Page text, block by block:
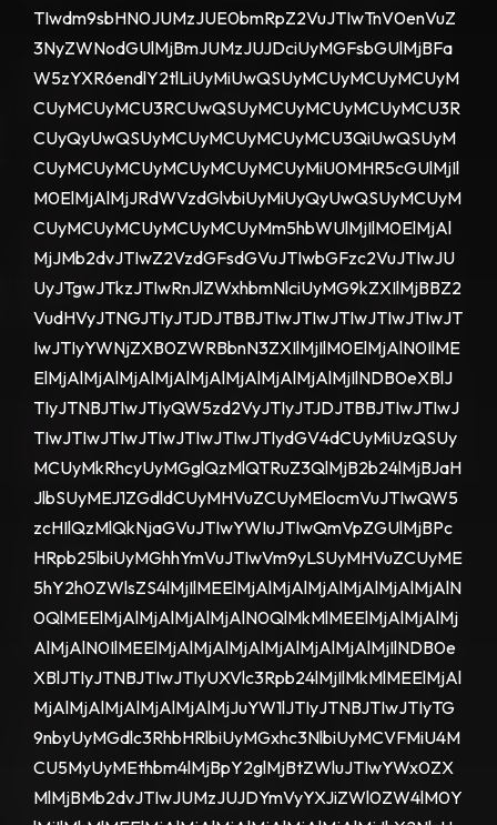
TIwdm9sbHN0JUMzJUE0bmRpZ2VuJTIwTnV0enVuZ
3NyZWNodGUlMjBmJUMzJUJDciUyMGFsbGUlMjBFa
W5zYXR6endlY2tlLiUyMiUwQSUyMCUyMCUyMCUyM
CUyMCUyMCU3RCUwQSUyMCUyMCUyMCUyMCU3R
CUyQyUwQSUyMCUyMCUyMCUyMCU3QiUwQSUyM
CUyMCUyMCUyMCUyMCUyMCUyMiU0MHR5cGUlMjIl
M0ElMjAlMjJRdWVzdGlvbiUyMiUyQyUwQSUyMCUyM
CUyMCUyMCUyMCUyMCUyMm5hbWUlMjIlM0ElMjAl
MjJMb2dvJTIwZ2VzdGFsdGVuJTIwbGFzc2VuJTIwJU
UyJTgwJTkzJTIwRnJlZWxhbmNlciUyMG9kZXIlMjBBZ2
VudHVyJTNGJTIyJTJDJTBBJTIwJTIwJTIwJTIwJTIwJT
IwJTIyYWNjZXB0ZWRBbnN3ZXIlMjIlM0ElMjAlN0IlME
ElMjAlMjAlMjAlMjAlMjAlMjAlMjAlMjAlMjIlNDB0eXBlJ
TIyJTNBJTIwJTIyQW5zd2VyJTIyJTJDJTBBJTIwJTIwJ
TIwJTIwJTIwJTIwJTIwJTIwJTIydGV4dCUyMiUzQSUy
MCUyMkRhcyUyMGglQzMlQTRuZ3QlMjB2b24lMjBJaH
JlbSUyMEJ1ZGdldCUyMHVuZCUyMElocmVuJTIwQW5
zcHIlQzMlQkNjaGVuJTIwYWIuJTIwQmVpZGUlMjBPc
HRpb25lbiUyMGhhYmVuJTIwVm9yLSUyMHVuZCUyME
5hY2h0ZWlsZS4lMjIlMEElMjAlMjAlMjAlMjAlMjAlMjAlN
0QlMEElMjAlMjAlMjAlMjAlN0QlMkMlMEElMjAlMjAlMj
AlMjAlN0IlMEElMjAlMjAlMjAlMjAlMjAlMjAlMjIlNDB0e
XBlJTIyJTNBJTIwJTIyUXVlc3Rpb24lMjIlMkMlMEElMjAl
MjAlMjAlMjAlMjAlMjAlMjJuYW1lJTIyJTNBJTIwJTIyTG
9nbyUyMGdlc3RhbHRlbiUyMGxhc3NlbiUyMCVFMiU4M
CU5MyUyMEthbm4lMjBpY2glMjBtZWluJTIwYWx0ZX
MlMjBMb2dvJTIwJUMzJUJDYmVyYXJiZWl0ZW4lM0Y